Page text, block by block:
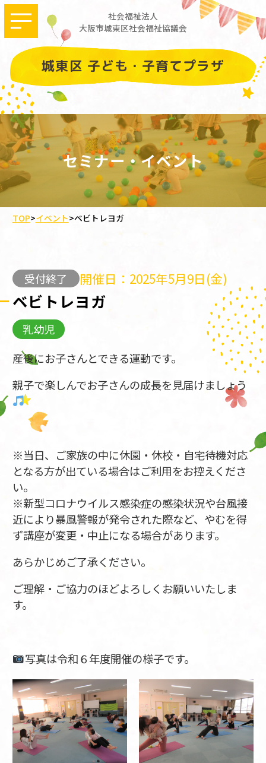
社会福祉法人
大阪市城東区社会福祉協議会
城東区 子ども・子育てプラザ
セミナー・イベント
TOP>イベント>ベビトレヨガ
受付終了 開催日：2025年5月9日(金)
ベビトレヨガ
乳幼児
産後にお子さんとできる運動です。
親子で楽しんでお子さんの成長を見届けましょう
※当日、ご家族の中に休園・休校・自宅待機対応
となる方が出ている場合はご利用をお控えくださ
い。
※新型コロナウイルス感染症の感染状況や台風接
近により暴風警報が発令された際など、やむを得
ず講座が変更・中止になる場合があります。
あらかじめご了承ください。
ご理解・ご協力のほどよろしくお願いいたしま
す。
写真は令和６年度開催の様子です。